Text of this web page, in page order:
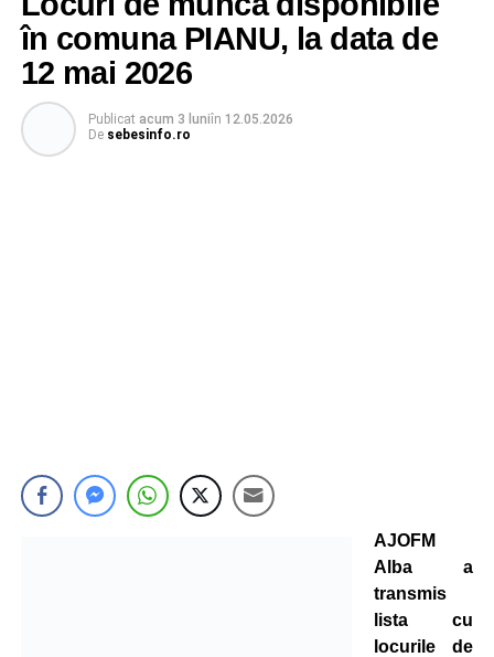
în comuna PIANU, la data de
12 mai 2026
Publicat acum 3 luniîn 12.05.2026
De sebesinfo.ro
AJOFM
Alba a
transmis
lista cu
locurile de